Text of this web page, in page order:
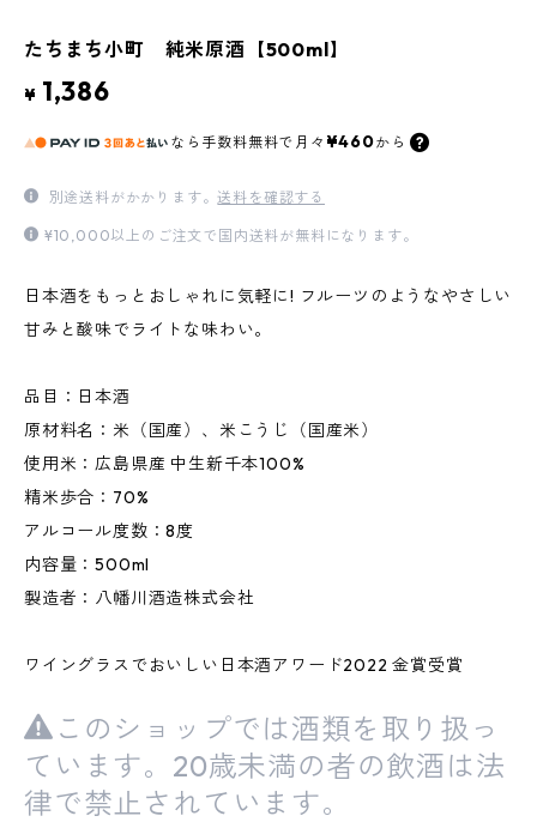
たちまち小町 純米原酒【500ml】
¥ 1,386
なら 手数料無料で 月々 ¥460から
別途送料がかかります。送料を確認する
¥10,000以上のご注文で国内送料が無料になります。
日本酒をもっとおしゃれに気軽に! フルーツのようなやさしい
甘みと酸味でライトな味わい。
品目：日本酒
原材料名：米（国産）、米こうじ（国産米）
使用米：広島県産 中生新千本100%
精米歩合：70%
アルコール度数：8度
内容量：500ml
製造者：八幡川酒造株式会社
ワイングラスでおいしい日本酒アワード2022 金賞受賞
このショップでは酒類を取り扱っ
ています。20歳未満の者の飲酒は法
律で禁止されています。